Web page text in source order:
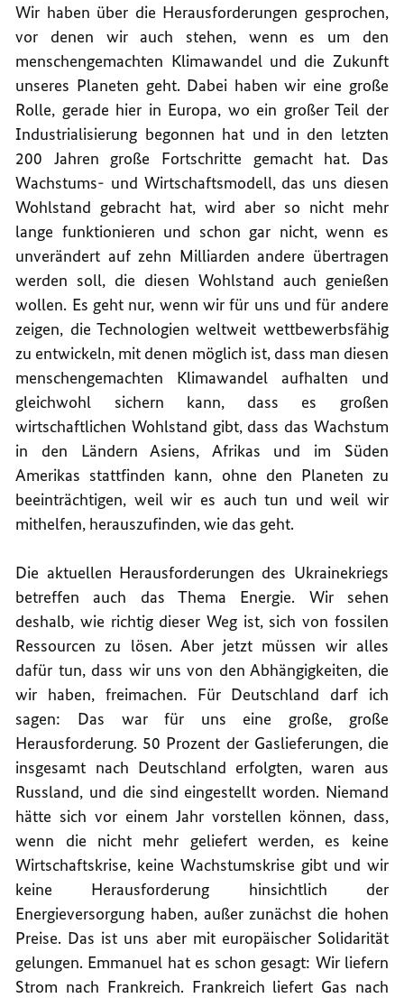
Wir haben über die Herausforderungen gesprochen,
vor denen wir auch stehen, wenn es um den
menschengemachten Klimawandel und die Zukunft
unseres Planeten geht. Dabei haben wir eine große
Rolle, gerade hier in Europa, wo ein großer Teil der
Industrialisierung begonnen hat und in den letzten
200 Jahren große Fortschritte gemacht hat. Das
Wachstums- und Wirtschaftsmodell, das uns diesen
Wohlstand gebracht hat, wird aber so nicht mehr
lange funktionieren und schon gar nicht, wenn es
unverändert auf zehn Milliarden andere übertragen
werden soll, die diesen Wohlstand auch genießen
wollen. Es geht nur, wenn wir für uns und für andere
zeigen, die Technologien weltweit wettbewerbsfähig
zu entwickeln, mit denen möglich ist, dass man diesen
menschengemachten Klimawandel aufhalten und
gleichwohl sichern kann, dass es großen
wirtschaftlichen Wohlstand gibt, dass das Wachstum
in den Ländern Asiens, Afrikas und im Süden
Amerikas stattfinden kann, ohne den Planeten zu
beeinträchtigen, weil wir es auch tun und weil wir
mithelfen, herauszufinden, wie das geht.
Die aktuellen Herausforderungen des Ukrainekriegs
betreffen auch das Thema Energie. Wir sehen
deshalb, wie richtig dieser Weg ist, sich von fossilen
Ressourcen zu lösen. Aber jetzt müssen wir alles
dafür tun, dass wir uns von den Abhängigkeiten, die
wir haben, freimachen. Für Deutschland darf ich
sagen: Das war für uns eine große, große
Herausforderung. 50 Prozent der Gaslieferungen, die
insgesamt nach Deutschland erfolgten, waren aus
Russland, und die sind eingestellt worden. Niemand
hätte sich vor einem Jahr vorstellen können, dass,
wenn die nicht mehr geliefert werden, es keine
Wirtschaftskrise, keine Wachstumskrise gibt und wir
keine Herausforderung hinsichtlich der
Energieversorgung haben, außer zunächst die hohen
Preise. Das ist uns aber mit europäischer Solidarität
gelungen. Emmanuel hat es schon gesagt: Wir liefern
Strom nach Frankreich. Frankreich liefert Gas nach